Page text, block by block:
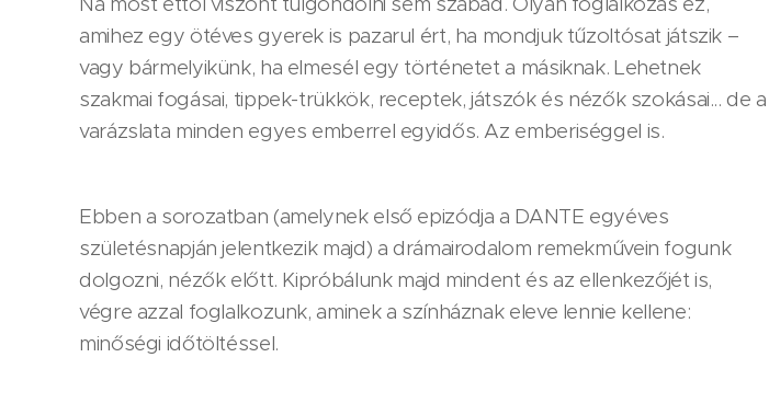
amihez egy ötéves gyerek is pazarul ért, ha mondjuk tűzoltósat játszik –
vagy bármelyikünk, ha elmesél egy történetet a másiknak. Lehetnek
szakmai fogásai, tippek-trükkök, receptek, játszók és nézők szokásai... de a
varázslata minden egyes emberrel egyidős. Az emberiséggel is.
Ebben a sorozatban (amelynek első epizódja a DANTE egyéves
születésnapján jelentkezik majd) a drámairodalom remekművein fogunk
dolgozni, nézők előtt. Kipróbálunk majd mindent és az ellenkezőjét is,
végre azzal foglalkozunk, aminek a színháznak eleve lennie kellene:
minőségi időtöltéssel.